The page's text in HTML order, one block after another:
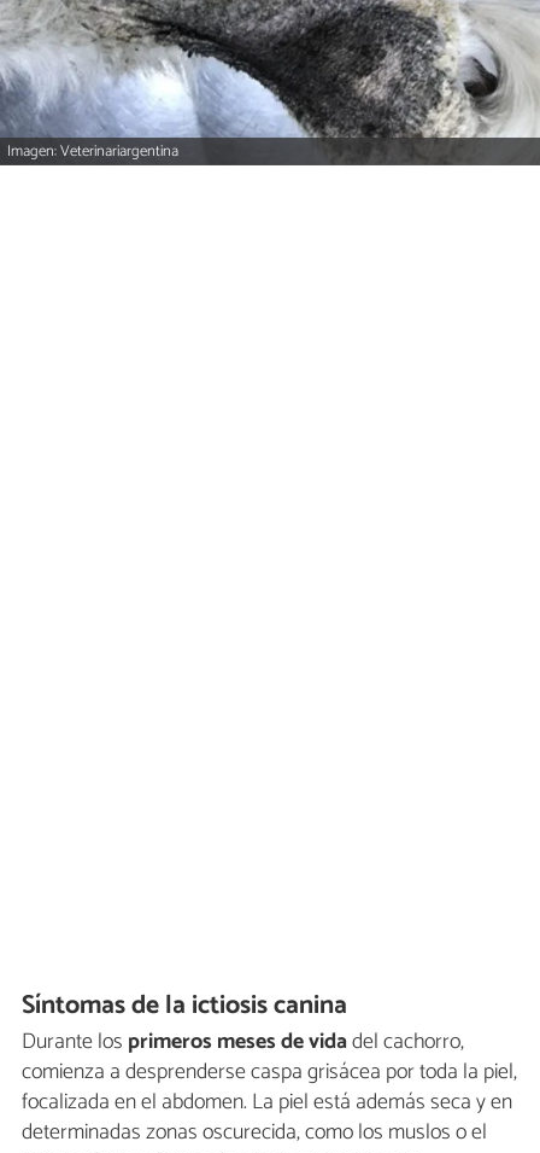
Imagen: Veterinariargentina
Síntomas de la ictiosis canina
Durante los primeros meses de vidadel cachorro,
comienza a desprenderse caspa grisácea por toda la piel,
focalizada en el abdomen. La piel está además seca y en
determinadas zonas oscurecida, como los muslos o el